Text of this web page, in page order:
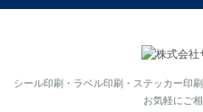
シール印刷・ラベル印刷・ステッカー印
お気軽にご